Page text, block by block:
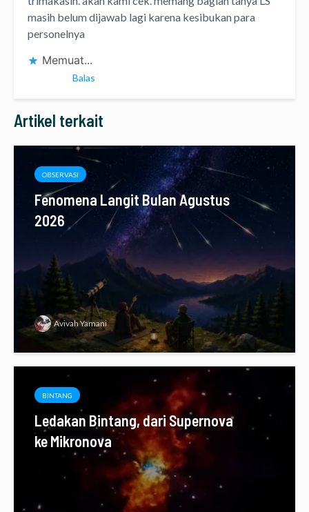
masih belum dijawab lagi karena kesibukan para
personelnya
Memuat...
Balas
Artikel terkait
OBSERVASI
Fenomena Langit Bulan Agustus
2026
Avivah Yamani
BINTANG
Ledakan Bintang, dari Supernova
ke Mikronova